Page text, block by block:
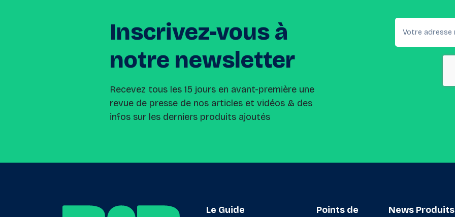
Inscrivez-vous à
notre newsletter
Recevez tous les 15 jours en avant-première une
revue de presse de nos articles et vidéos & des
infos sur les derniers produits ajoutés
Le Guide
Points de
News Produits